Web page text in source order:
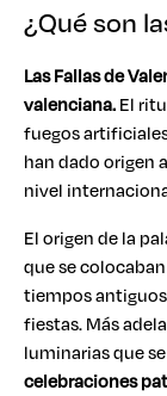
¿Qué son
Las Fallas de
valenciana.El
fuegos
han dado origen
nivel
El origen de la
que se
tiempos
fiestas. Más
luminarias que
celebraciones